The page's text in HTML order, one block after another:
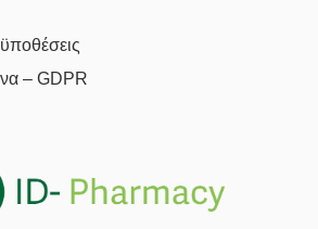
– GDPR